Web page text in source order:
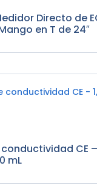
Directo de
en T de 24″
CE –
mL